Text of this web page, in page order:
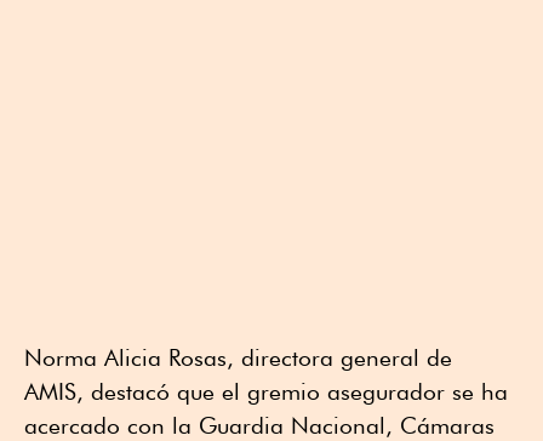
Norma Alicia Rosas, directora general de
AMIS, destacó que el gremio asegurador se ha
acercado con la Guardia Nacional, Cámaras